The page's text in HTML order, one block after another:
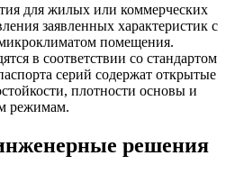
для жилых или коммерческих
заявленных характеристик с
помещения.
в соответствии со стандартом
серий содержат открытые
плотности основы и
режимам.
решения